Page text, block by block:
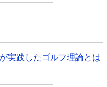
実践したゴルフ理論とは